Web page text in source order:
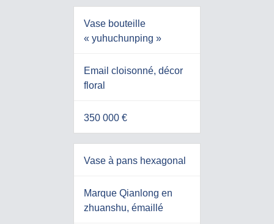
Vase bouteille
« yuhuchunping »
Email cloisonné, décor
floral
350 000 €
Vase à pans hexagonal
Marque Qianlong en
zhuanshu, émaillé